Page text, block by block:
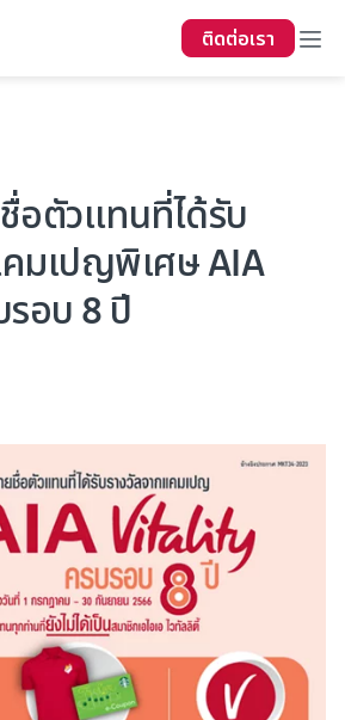
ติดต่อเรา
อตัวแทนที่ได้รับ
มเปญพิเศษ AIA
อบ 8 ปี